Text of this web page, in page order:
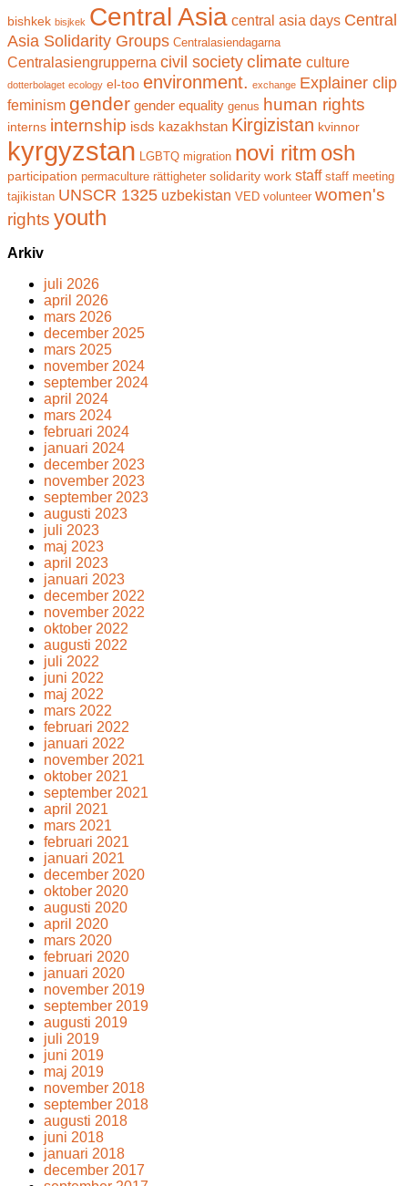
bishkek bisjkek Central Asia central asia days Central
Asia Solidarity Groups Centralasiendagarna
Centralasiengrupperna civil society climate culture
dotterbolaget ecology el-too environment. exchange Explainer clip
feminism gender gender equality genus human rights
interns internship isds kazakhstan Kirgizistan kvinnor
kyrgyzstan LGBTQ migration novi ritm osh
participation permaculture rättigheter solidarity work staff staff meeting
tajikistan UNSCR 1325 uzbekistan VED volunteer women's
rights youth
Arkiv
juli 2026
april 2026
mars 2026
december 2025
mars 2025
november 2024
september 2024
april 2024
mars 2024
februari 2024
januari 2024
december 2023
november 2023
september 2023
augusti 2023
juli 2023
maj 2023
april 2023
januari 2023
december 2022
november 2022
oktober 2022
augusti 2022
juli 2022
juni 2022
maj 2022
mars 2022
februari 2022
januari 2022
november 2021
oktober 2021
september 2021
april 2021
mars 2021
februari 2021
januari 2021
december 2020
oktober 2020
augusti 2020
april 2020
mars 2020
februari 2020
januari 2020
november 2019
september 2019
augusti 2019
juli 2019
juni 2019
maj 2019
november 2018
september 2018
augusti 2018
juni 2018
januari 2018
december 2017